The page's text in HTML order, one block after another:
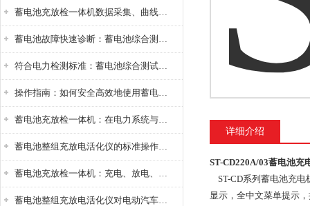
蓄电池充放检一体机数据采集、曲线分析与电池健康状态智能评估功能详解
蓄电池故障快速诊断：蓄电池综合测试仪判断落后电池的方法与标准
符合电力检测标准：蓄电池综合测试仪测试规范与精度校准方法详解
操作指南：如何安全高效地使用蓄电池智能活化仪？
蓄电池充放检一体机：在电力系统与储能设备中的创新应用，确保蓄电池性能与可靠性
蓄电池整组充放电活化仪的标准操作流程：从接线设置到充放电参数设定的安全规范
蓄电池充放检一体机：充电、放电、检测三功能集成设备
蓄电池整组充放电活化仪对电动汽车电池有帮助吗？
详细介绍
ST-CD220A/03蓄电池充
ST-CD系列蓄电池充电
显示，全中文菜单提示